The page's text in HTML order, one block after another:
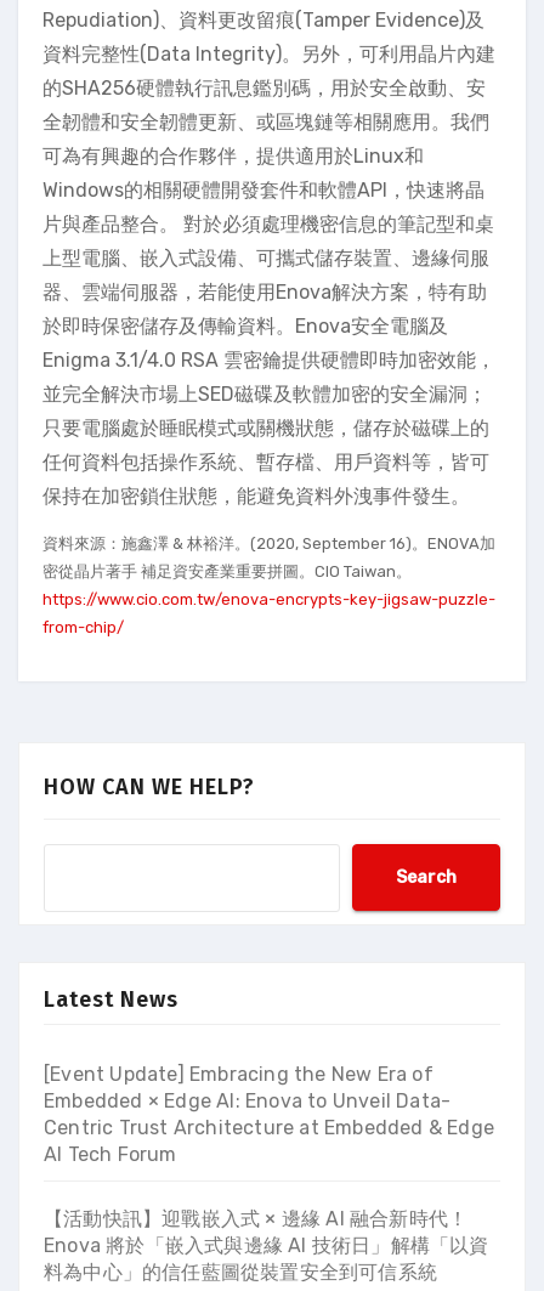
Repudiation)、資料更改留痕(Tamper Evidence)及
資料完整性(Data Integrity)。另外，可利用晶片內建
的SHA256硬體執行訊息鑑別碼，用於安全啟動、安
全韌體和安全韌體更新、或區塊鏈等相關應用。我們
可為有興趣的合作夥伴，提供適用於Linux和
Windows的相關硬體開發套件和軟體API，快速將晶
片與產品整合。 對於必須處理機密信息的筆記型和桌
上型電腦、嵌入式設備、可攜式儲存裝置、邊緣伺服
器、雲端伺服器，若能使用Enova解決方案，特有助
於即時保密儲存及傳輸資料。Enova安全電腦及
Enigma 3.1/4.0 RSA 雲密鑰提供硬體即時加密效能，
並完全解決市場上SED磁碟及軟體加密的安全漏洞；
只要電腦處於睡眠模式或關機狀態，儲存於磁碟上的
任何資料包括操作系統、暫存檔、用戶資料等，皆可
保持在加密鎖住狀態，能避免資料外洩事件發生。
資料來源：施鑫澤 & 林裕洋。(2020, September 16)。ENOVA加
密從晶片著手 補足資安產業重要拼圖。CIO Taiwan。
https://www.cio.com.tw/enova-encrypts-key-jigsaw-puzzle-
from-chip/
HOW CAN WE HELP?
Search
Latest News
[Event Update] Embracing the New Era of
Embedded × Edge AI: Enova to Unveil Data-
Centric Trust Architecture at Embedded & Edge
AI Tech Forum
【活動快訊】迎戰嵌入式 × 邊緣 AI 融合新時代！
Enova 將於「嵌入式與邊緣 AI 技術日」解構「以資
料為中心」的信任藍圖從裝置安全到可信系統